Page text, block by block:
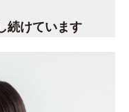
続けています